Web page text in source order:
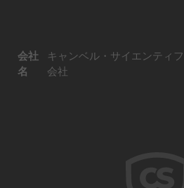
会社
名
キャンベル・サイエンティ
会社